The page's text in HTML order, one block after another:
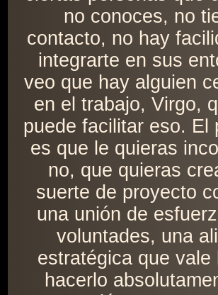
no conoces, no
contacto, no hay
integrarte en sus
veo que hay alguien
en el trabajo, Virgo,
puede facilitar eso. El
es que le quieras
no, que quieras
suerte de proyecto
una unión de
voluntades, una
estratégica que vale
hacerlo